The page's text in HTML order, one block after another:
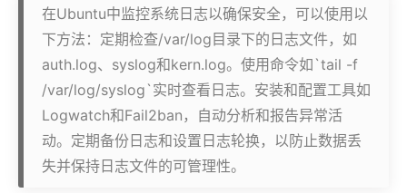
在Ubuntu中监控系统日志以确保安全，可以使用以
下方法：定期检查/var/log目录下的日志文件，如
auth.log、syslog和kern.log。使用命令如`tail -f
/var/log/syslog`实时查看日志。安装和配置工具如
Logwatch和Fail2ban，自动分析和报告异常活
动。定期备份日志和设置日志轮换，以防止数据丢
失并保持日志文件的可管理性。